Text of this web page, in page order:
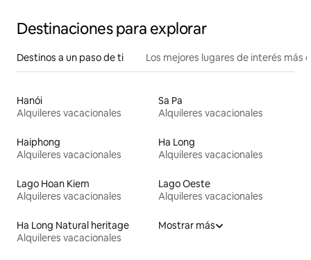
Destinaciones para explorar
Destinos a un paso de ti Los mejores lugares de interés más
Hanói
Alquileres vacacionales
Sa Pa
Alquileres vacacionales
Haiphong
Alquileres vacacionales
Ha Long
Alquileres vacacionales
Lago Hoan Kiem
Alquileres vacacionales
Lago Oeste
Alquileres vacacionales
Ha Long Natural heritage
Alquileres vacacionales
Mostrar más